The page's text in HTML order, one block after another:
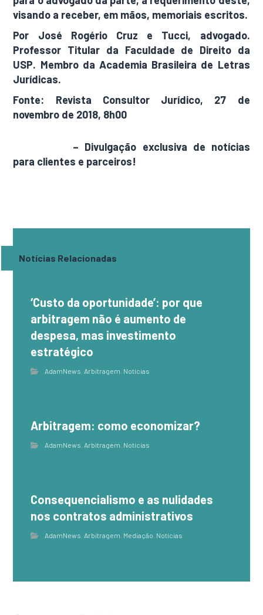
visando a receber, em mãos, memoriais escritos.
Por José Rogério Cruz e Tucci, advogado.
Professor Titular da Faculdade de Direito da
USP. Membro da Academia Brasileira de Letras
Jurídicas.
Fonte: Revista Consultor Jurídico, 27 de
novembro de 2018, 8h00
– Divulgação exclusiva de notícias
para clientes e parceiros!
Notícias Relacionadas
‘Custo da oportunidade’: por que
arbitragem não é aumento de
despesa, mas investimento
estratégico
AdamNews, Arbitragem, Notícias
Arbitragem: como economizar?
AdamNews, Arbitragem, Notícias
Consequencialismo e as nulidades
nos contratos administrativos
AdamNews, Arbitragem, Mediação, Notícias